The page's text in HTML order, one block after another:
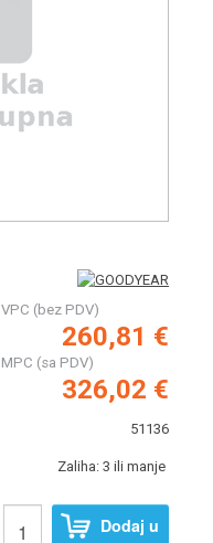
VPC (bez PDV)
260,81 €
MPC (sa PDV)
326,02 €
51136
Zaliha: 3 ili manje
Dodaj u